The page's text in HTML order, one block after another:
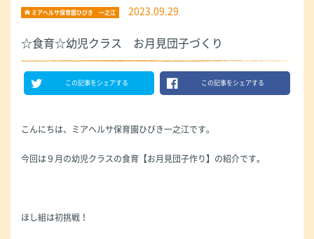
ミアヘルサ保育園ひびき 一之江 2023.09.29
☆食育☆幼児クラス お月見団子づくり
この記事をシェアする この記事をシェアする
こんにちは、ミアヘルサ保育園ひびき一之江です。
今回は９月の幼児クラスの食育【お月見団子作り】の紹介です。
ほし組は初挑戦！